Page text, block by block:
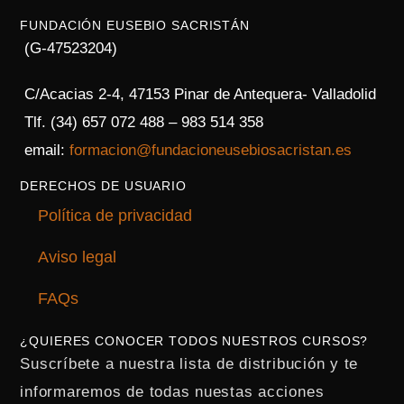
FUNDACIÓN EUSEBIO SACRISTÁN
(G-47523204)
C/Acacias 2-4, 47153 Pinar de Antequera- Valladolid
Tlf. (34) 657 072 488 – 983 514 358
email:formacion@fundacioneusebiosacristan.es
DERECHOS DE USUARIO
Política de privacidad
Aviso legal
FAQs
¿QUIERES CONOCER TODOS NUESTROS CURSOS?
Suscríbete a nuestra lista de distribución y te
informaremos de todas nuestas acciones